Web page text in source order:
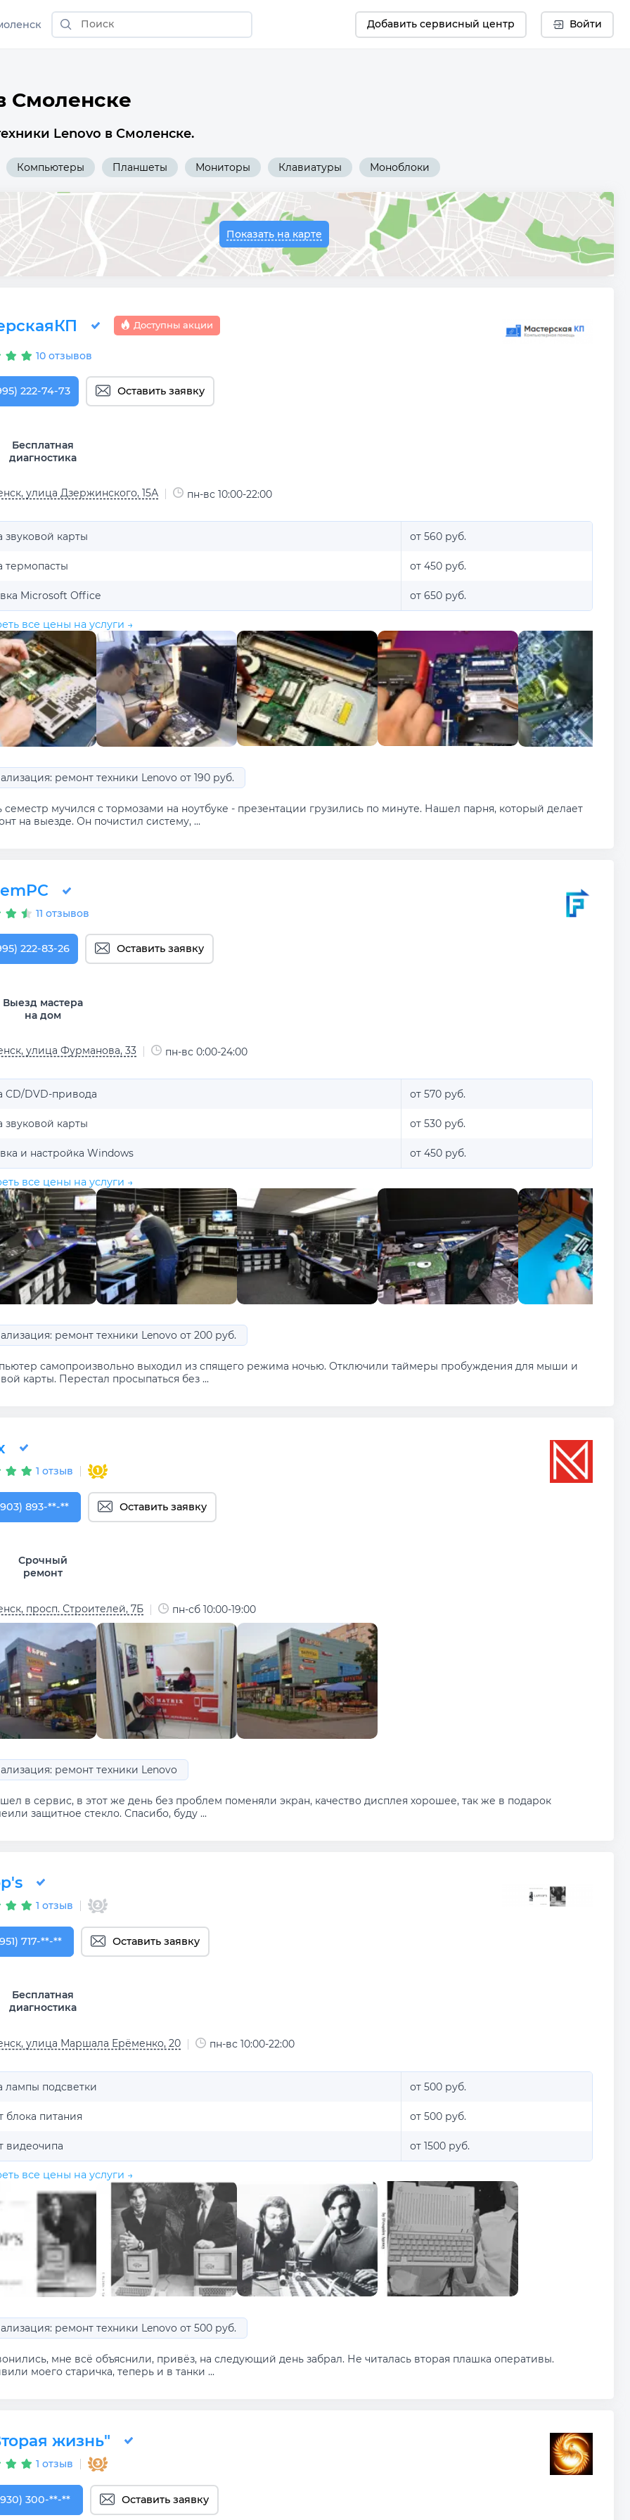
Добавить сервисный центр Войти
Смоленске
Lenovo в Смоленске.
Компьютеры Планшеты Мониторы Клавиатуры Моноблоки
Показать на карте
Доступны акции
10 отзывов
222-74-73 Оставить заявку
Бесплатная
диагностика
улица Дзержинского, 15А пн-вс 10:00-22:00
звуковой карты от 560 руб.
термопасты от 450 руб.
Microsoft Office от 650 руб.
все цены на услуги →
ремонт техники Lenovo от 190 руб.
семестр мучился с тормозами на ноутбуке - презентации грузились по минуте. Нашел парня, который делает
на выезде. Он почистил систему, ...
11 отзывов
222-83-26 Оставить заявку
Выезд мастера
на дом
улица Фурманова, 33 пн-вс 0:00-24:00
CD/DVD-привода от 570 руб.
звуковой карты от 530 руб.
и настройка Windows от 450 руб.
все цены на услуги →
ремонт техники Lenovo от 200 руб.
самопроизвольно выходил из спящего режима ночью. Отключили таймеры пробуждения для мыши и
карты. Перестал просыпаться без ...
1 отзыв
893-87-88
893-**-** Оставить заявку
Срочный
ремонт
просп. Строителей, 7Б пн-сб 10:00-19:00
ремонт техники Lenovo
в сервис, в этот же день без проблем поменяли экран, качество дисплея хорошее, так же в подарок
защитное стекло. Спасибо, буду ...
1 отзыв
717-73-37
717-**-** Оставить заявку
Бесплатная
диагностика
улица Маршала Ерёменко, 20 пн-вс 10:00-22:00
лампы подсветки от 500 руб.
блока питания от 500 руб.
видеочипа от 1500 руб.
все цены на услуги →
ремонт техники Lenovo от 500 руб.
мне всё объяснили, привёз, на следующий день забрал. Не читалась вторая плашка оперативы.
моего старичка, теперь и в танки ...
жизнь"
1 отзыв
300-50-67
300-**-** Оставить заявку